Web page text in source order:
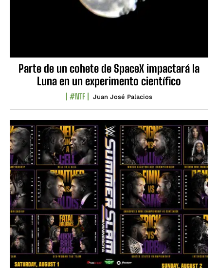
Parte de un cohete de SpaceX impactará la
Luna en un experimento científico
#NTF Juan José Palacios